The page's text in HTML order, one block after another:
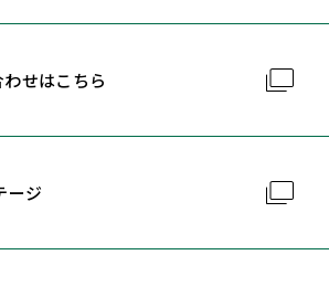
せはこちら
ージ